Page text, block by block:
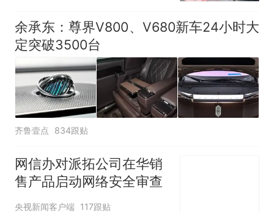
余承东：尊界V800、V680新车24小时大
定突破3500台
齐鲁壹点 834跟贴
网信办对派拓公司在华销
售产品启动网络安全审查
央视新闻客户端 117跟贴